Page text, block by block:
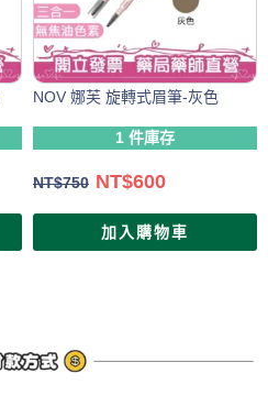
NOV 娜芙 旋轉式眉筆-灰色
1 件庫存
NT$750 NT$600
加入購物車